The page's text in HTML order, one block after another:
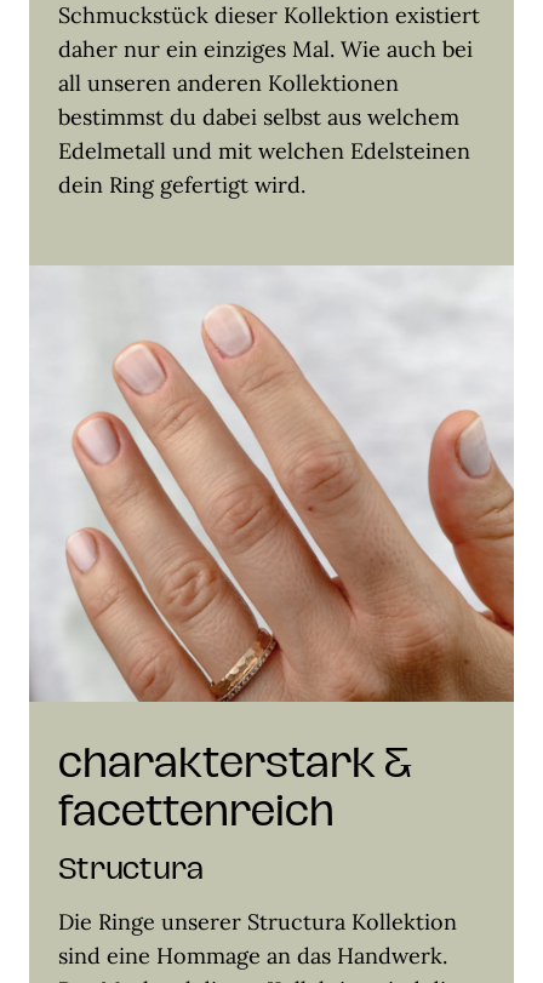
Schmuckstück dieser Kollektion existiert
daher nur ein einziges Mal. Wie auch bei
all unseren anderen Kollektionen
bestimmst du dabei selbst aus welchem
Edelmetall und mit welchen Edelsteinen
dein Ring gefertigt wird.
charakterstark &
facettenreich
Structura
Die Ringe unserer Structura Kollektion
sind eine Hommage an das Handwerk.